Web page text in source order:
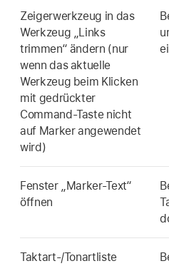
Zeigerwerkzeug in das
Werkzeug „Links
trimmen“ ändern (nur
wenn das aktuelle
Werkzeug beim Klicken
mit gedrückter
Command-Taste nicht
auf Marker angewendet
wird)
Fenster „Marker-Text“
öffnen
Taktart-/Tonartliste